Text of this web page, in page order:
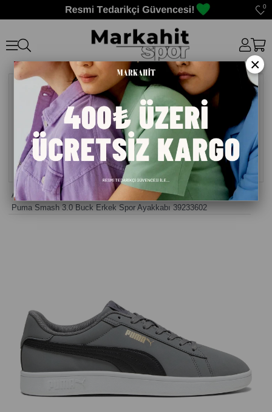
0
Anasayfa> Erkek Sneaker Günlük Ayakkabı>
Puma Smash 3.0 Buck Erkek Spor Ayakkabı 39233602
×